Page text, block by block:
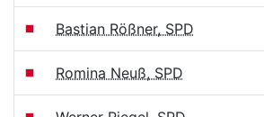
Bastian Rößner, SPD
Romina Neuß, SPD